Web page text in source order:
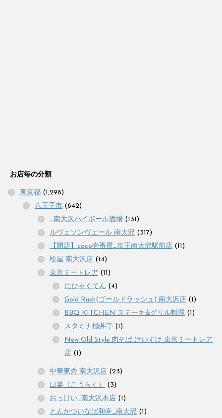
お店毎の分類
東京都 (1,298)
八王子市 (642)
_南大沢ハイボール酒場 (131)
ルヴェソンヴェール 南大沢 (317)
【閉店】coco壱番屋_京王南大沢駅前店 (11)
松屋 南大沢店 (14)
東京ミートレア (11)
にひゃくてん (4)
Gold Rush(ゴールドラッシュ) 南大沢店 (1)
BBQ KITCHEN ステーキ&グリル料理 (1)
スタミナ極丼亭 (1)
New Old Style 肉そば けいすけ 東京ミートレア
店 (1)
中華東秀 南大沢店 (23)
口楽（こうらく）
(3)
おっけい_南大沢本店 (1)
とんかついなば和幸_南大沢 (1)